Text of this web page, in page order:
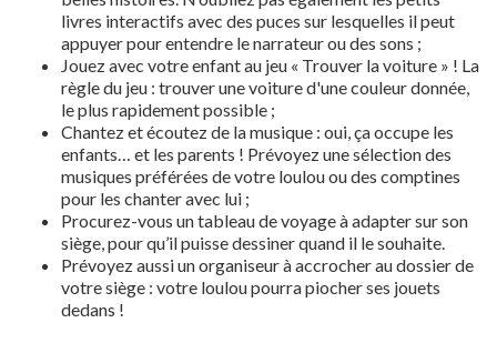
livres interactifs avec des puces sur lesquelles il peut
appuyer pour entendre le narrateur ou des sons ;
Jouez avec votre enfant au jeu « Trouver la voiture » ! La
règle du jeu : trouver une voiture d'une couleur donnée,
le plus rapidement possible ;
Chantez et écoutez de la musique : oui, ça occupe les
enfants… et les parents ! Prévoyez une sélection des
musiques préférées de votre loulou ou des comptines
pour les chanter avec lui ;
Procurez-vous un tableau de voyage à adapter sur son
siège, pour qu’il puisse dessiner quand il le souhaite.
Prévoyez aussi un organiseur à accrocher au dossier de
votre siège : votre loulou pourra piocher ses jouets
dedans !